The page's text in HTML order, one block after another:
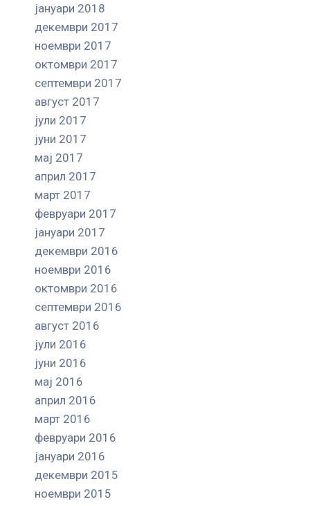
јануари 2018
декември 2017
ноември 2017
октомври 2017
септември 2017
август 2017
јули 2017
јуни 2017
мај 2017
април 2017
март 2017
февруари 2017
јануари 2017
декември 2016
ноември 2016
октомври 2016
септември 2016
август 2016
јули 2016
јуни 2016
мај 2016
април 2016
март 2016
февруари 2016
јануари 2016
декември 2015
ноември 2015